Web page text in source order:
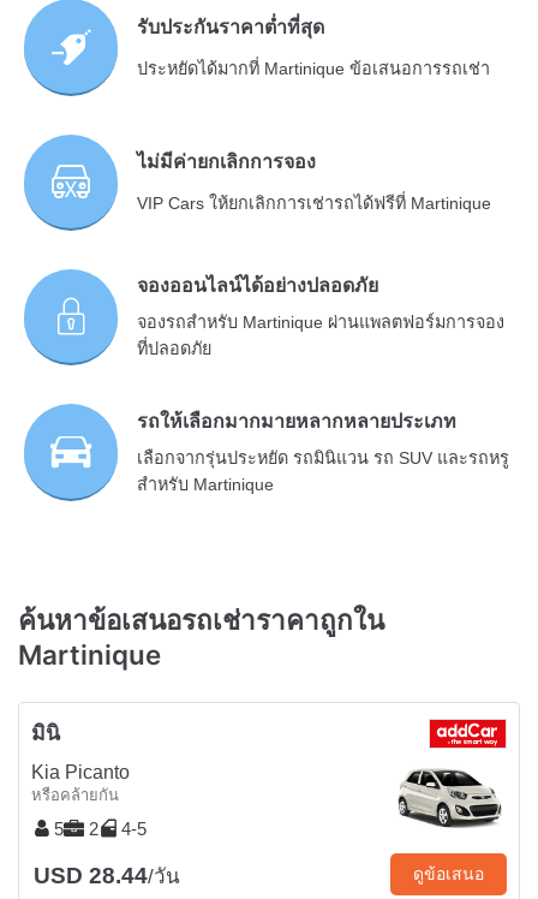
รับประกันราคาต่ำที่สุด
ประหยัดได้มากที่ Martinique ข้อเสนอการรถเช่า
ไม่มีค่ายกเลิกการจอง
VIP Cars ให้ยกเลิกการเช่ารถได้ฟรีที่ Martinique
จองออนไลน์ได้อย่างปลอดภัย
จองรถสำหรับ Martinique ผ่านแพลตฟอร์มการจอง
ที่ปลอดภัย
รถให้เลือกมากมายหลากหลายประเภท
เลือกจากรุ่นประหยัด รถมินิแวน รถ SUV และรถหรู
สำหรับ Martinique
ค้นหาข้อเสนอรถเช่าราคาถูกใน
Martinique
มินิ
Kia Picanto
หรือคล้ายกัน
5 2 4-5
USD 28.44/วัน ดูข้อเสนอ